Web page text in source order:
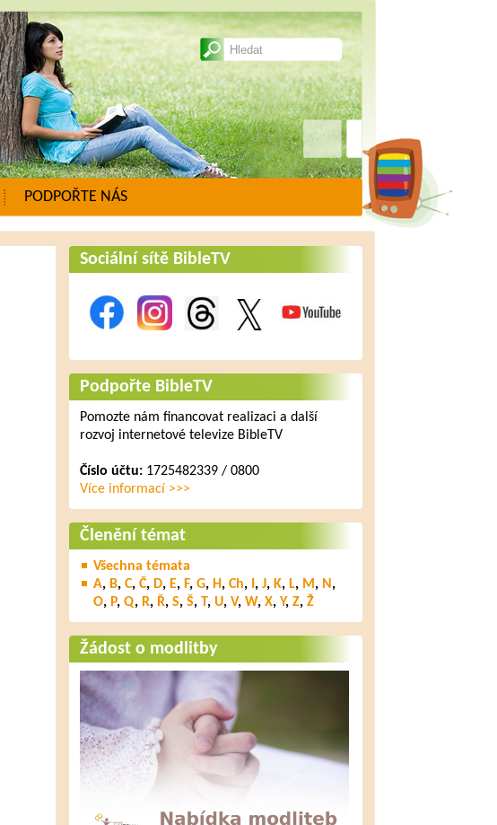
PODPOŘTE NÁS
Sociální sítě BibleTV
Podpořte BibleTV
Pomozte nám financovat realizaci a další
rozvoj internetové televize BibleTV
Číslo účtu:1725482339 / 0800
Více informací >>>
Členění témat
Všechna témata
A, B, C, Č, D, E, F, G, H, Ch, , J, K, L, M, N ,
O, P, Q, R, Ř, S, Š, T, U, V, W, X, Y, Z, Ž
Žádost o modlitby